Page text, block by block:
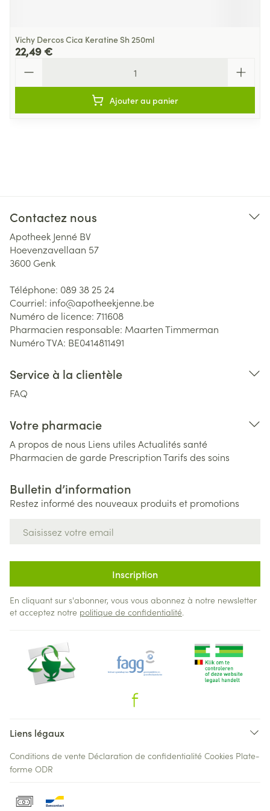
Vichy Dercos Cica Keratine Sh 250ml
22,49 €
Ajouter au panier
Contactez nous
Apotheek Jenné BV
Hoevenzavellaan 57
3600 Genk
Téléphone: 089 38 25 24
Courriel: info@apotheekjenne.be
Numéro de licence: 711608
Pharmacien responsable: Maarten Timmerman
Numéro TVA: BE0414811491
Service à la clientèle
FAQ
Votre pharmacie
A propos de nous Liens utiles Actualités santé
Pharmacien de garde PrescriptionTarifs des soins
Bulletin d’information
Restez informé des nouveaux produits et promotions
Inscription
En cliquant sur s'abonner, vous vous abonnez à notre newsletter
et acceptez notre politique de confidentialité.
Liens légaux
Conditions de vente Déclaration de confidentialité Cookies Plate-
forme ODR